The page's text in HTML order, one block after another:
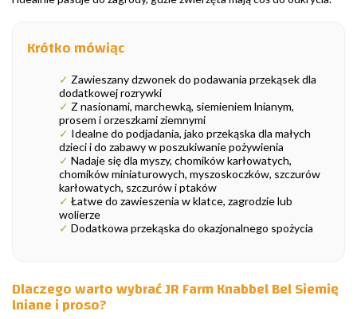
Krótko mówiąc
✓ Zawieszany dzwonek do podawania przekąsek dla
dodatkowej rozrywki
✓ Z nasionami, marchewką, siemieniem lnianym,
prosem i orzeszkami ziemnymi
✓ Idealne do podjadania, jako przekąska dla małych
dzieci i do zabawy w poszukiwanie pożywienia
✓ Nadaje się dla myszy, chomików karłowatych,
chomików miniaturowych, myszoskoczków, szczurów
karłowatych, szczurów i ptaków
✓ Łatwe do zawieszenia w klatce, zagrodzie lub
wolierze
✓ Dodatkowa przekąska do okazjonalnego spożycia
Dlaczego warto wybrać JR Farm Knabbel Bel Siemię
lniane i proso?